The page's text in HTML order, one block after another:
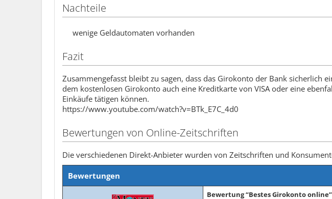
Nachteile
wenige Geldautomaten vorhanden
Fazit
Zusammengefasst bleibt zu sagen, dass das Girokonto der Bank sicherlich
dem kostenlosen Girokonto auch eine Kreditkarte von VISA oder eine
Einkäufe tätigen können.
https://www.youtube.com/watch?v=BTk_E7C_4d0
Bewertungen von Online-Zeitschriften
Die verschiedenen Direkt-Anbieter wurden von Zeitschriften und
Bewertungen
Bewertung “Bestes Girokonto online”